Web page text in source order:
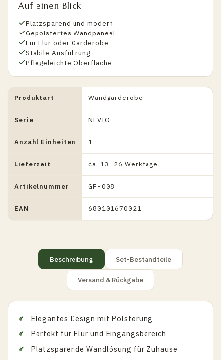
Auf einen Blick
Platzsparend und modern
Gepolstertes Wandpaneel
Für Flur oder Garderobe
Stabile Ausführung
Pflegeleichte Oberfläche
Produktart Wandgarderobe
Serie NEVIO
Anzahl Einheiten 1
Lieferzeit ca. 13–26 Werktage
Artikelnummer GF-008
EAN 680101670021
Beschreibung Set-Bestandteile
Versand & Rückgabe
Elegantes Design mit Polsterung
Perfekt für Flur und Eingangsbereich
Platzsparende Wandlösung für Zuhause